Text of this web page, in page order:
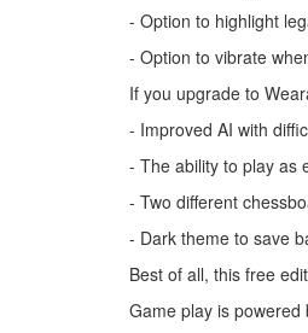
- Option to highlight
- Option to vibrate
If you upgrade to
- Improved AI with
- The ability to play as
- Two different
- Dark theme to save
Best of all, this free
Game play is